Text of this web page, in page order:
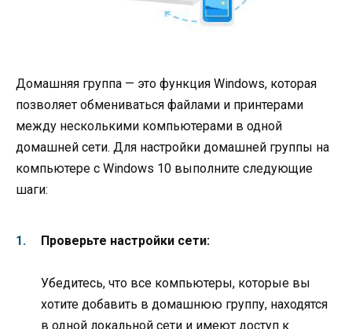
Домашняя группа — это функция Windows, которая
позволяет обмениваться файлами и принтерами
между несколькими компьютерами в одной
домашней сети. Для настройки домашней группы на
компьютере с Windows 10 выполните следующие
шаги:
Проверьте настройки сети:
Убедитесь, что все компьютеры, которые вы
хотите добавить в домашнюю группу, находятся
в одной локальной сети и имеют доступ к